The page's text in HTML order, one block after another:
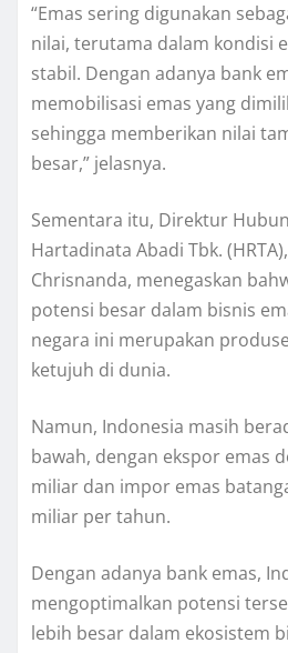
“Emas sering digunakan
nilai, terutama dalam kondisi
stabil. Dengan adanya bank
memobilisasi emas yang
sehingga memberikan nilai
besar,” jelasnya.
Sementara itu, Direktur
Hartadinata Abadi Tbk.
Chrisnanda, menegaskan
potensi besar dalam bisnis
negara ini merupakan
ketujuh di dunia.
Namun, Indonesia masih
bawah, dengan ekspor emas
miliar dan impor emas
miliar per tahun.
Dengan adanya bank emas,
mengoptimalkan potensi
lebih besar dalam ekosistem